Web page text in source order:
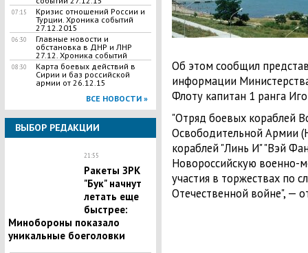
07:15
Кризис отношений России и
Турции. Хроника событий
27.12.2015
06:30
Главные новости и
обстановка в ДНР и ЛНР
27.12. Хроника событий
08:30
Карта боевых действий в
Сирии и баз российской
армии от 26.12.15
ВСЕ НОВОСТИ »
ВЫБОР РЕДАКЦИИ
21:55
Ракеты ЗРК
"Бук" начнут
летать еще
быстрее:
Минобороны показало
уникальные боеголовки
Об этом сообщил
информации
Флоту капитан 1 ранга
"Отряд боевых кораблей
Освободительной Армии
кораблей "Линь И" "Вэй
Новороссийскую военно-
участия в торжествах по
Отечественной войне", —